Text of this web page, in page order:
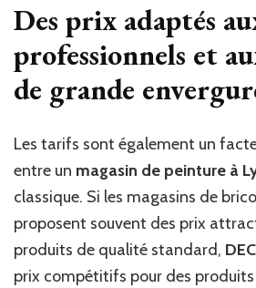
Des prix adaptés
professionnels et
de grande
Les tarifs sont également un
entre un magasin de peinture à
classique. Si les magasins de
proposent souvent des prix
produits de qualité standard,
prix compétitifs pour des